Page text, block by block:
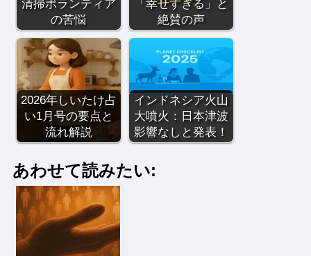
清掃ボランティア
の苦悩
「幸せすぎる」と
絶賛の声
2026年しいたけ占
い1月号の要点と
流れ解説
インドネシア火山
大噴火：日本津波
影響なしと発表！
あわせて読みたい: